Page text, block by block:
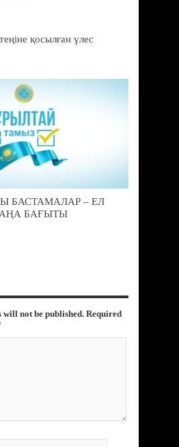
қосылған үлес
БАСТАМАЛАР – ЕЛ
БАҒЫТЫ
will not be published. Required